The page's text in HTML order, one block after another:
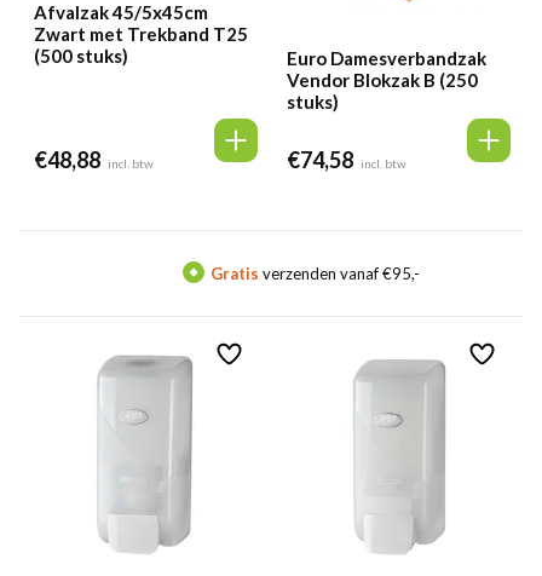
Afvalzak 45/5x45cm
Zwart met Trekband T25
(500 stuks)
€48,88 incl. btw
Euro Damesverbandzak
Vendor Blokzak B (250
stuks)
€74,58 incl. btw
Gratis verzenden vanaf €95,-